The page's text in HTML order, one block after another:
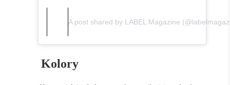
A post shared by LABEL Magazine
Kolory